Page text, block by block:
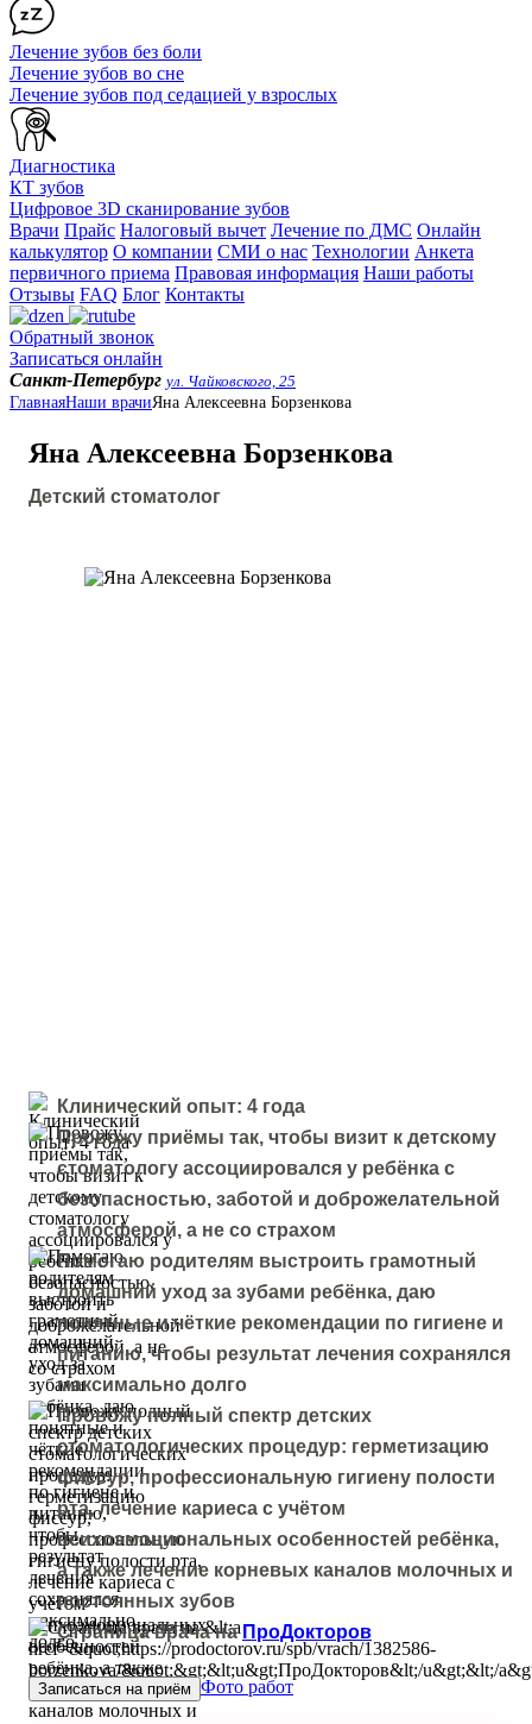
Лечение зубов без боли
Лечение зубов во сне
Лечение зубов под седацией у взрослых
Диагностика
КТ зубов
Цифровое 3D сканирование зубов
Врачи Прайс Налоговый вычет Лечение по ДМС Онлайн
калькулятор О компании СМИ о нас Технологии Анкета
первичного приема Правовая информация Наши работы
Отзывы FAQ Блог Контакты
Обратный звонок
Записаться онлайн
Санкт-Петербург ул. Чайковского, 25
ГлавнаяНаши врачиЯна Алексеевна Борзенкова
Яна Алексеевна Борзенкова
Детский стоматолог
Клинический опыт: 4 года
Провожу приёмы так, чтобы визит к детскому
стоматологу ассоциировался у ребёнка с
безопасностью, заботой и доброжелательной
атмосферой, а не со страхом
Помогаю родителям выстроить грамотный
домашний уход за зубами ребёнка, даю
понятные и чёткие рекомендации по гигиене и
питанию, чтобы результат лечения сохранялся
максимально долго
Провожу полный спектр детских
стоматологических процедур: герметизацию
фиссур, профессиональную гигиену полости
рта, лечение кариеса с учётом
психоэмоциональных особенностей ребёнка,
а также лечение корневых каналов молочных и
постоянных зубов
Страница врача на ПроДокторов
Записаться на приём Фото работ